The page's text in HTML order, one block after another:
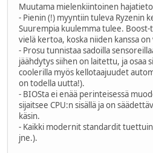
Muutama mielenkiintoinen
- Pienin (!) myyntiin tuleva Ryzenin
Suurempia kuulemma tulee.
vielä kertoa, koska niiden kanssa
- Prosu tunnistaa sadoilla
jäähdytys siihen on laitettu, ja osaa
coolerilla myös kellotaajuudet
on todella uutta!).
- BIOSta ei enää perinteisessä
sijaitsee CPU:n sisällä ja on
käsin.
- Kaikki modernit standardit
jne.).